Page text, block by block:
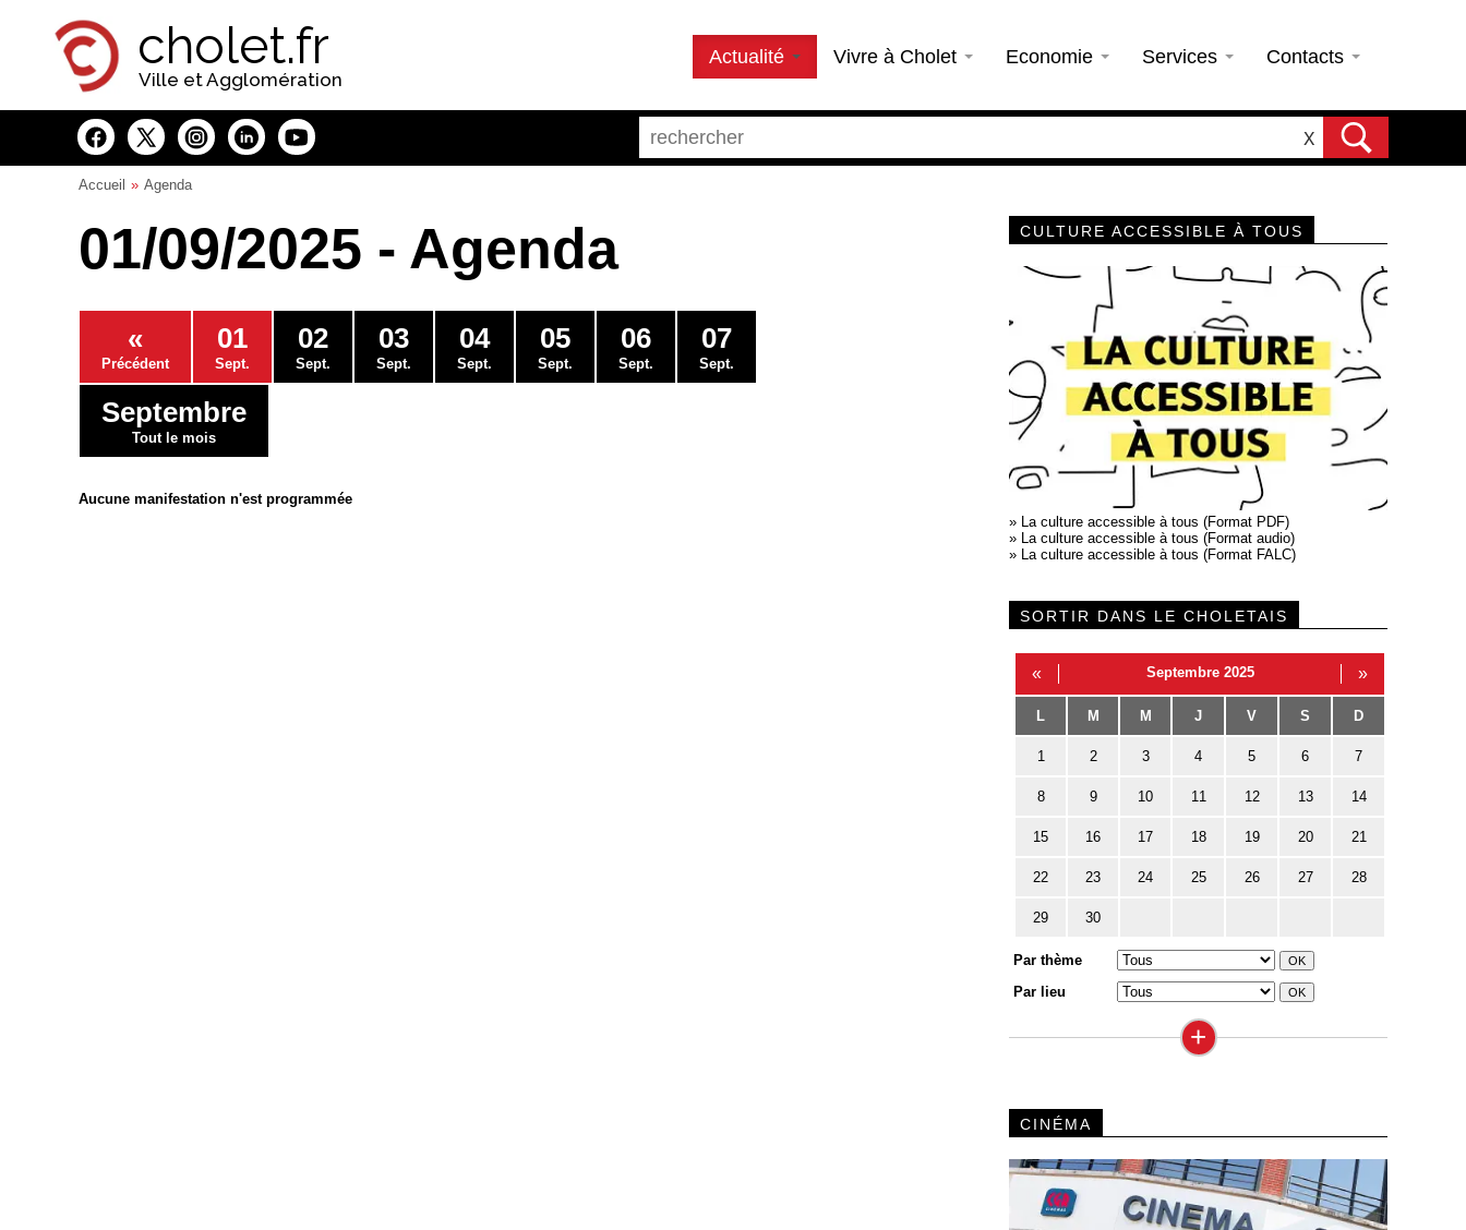
cholet.fr
Ville et Agglomération
Actualité Vivre à Cholet Economie Services Contacts
X
Accueil Agenda
01/09/2025 - Agenda
«
Précédent
01
Sept.
02
Sept.
03
Sept.
04
Sept.
05
Sept.
06
Sept.
07
Sept.
Septembre
Tout le mois
Aucune manifestation n'est programmée
CULTURE ACCESSIBLE À TOUS
» La culture accessible à tous (Format PDF)
» La culture accessible à tous (Format audio)
» La culture accessible à tous (Format FALC)
SORTIR DANS LE CHOLETAIS
« Septembre 2025 »
L M M J V S D
1 2 3 4 5 6 7
8 9 10 11 12 13 14
15 16 17 18 19 20 21
22 23 24 25 26 27 28
29 30
Par thème
Par lieu
+
CINÉMA